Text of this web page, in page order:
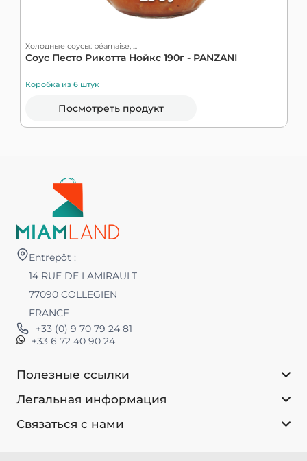
Холодные соусы: béarnaise, ...
Соус Песто Рикотта Нойкс 190г - PANZANI
Коробка из 6 штук
Посмотреть продукт
Entrepôt :
14 RUE DE LAMIRAULT
77090 COLLEGIEN
FRANCE
+33 (0) 9 70 79 24 81
+33 6 72 40 90 24
Полезные ссылки
Легальная информация
Связаться с нами